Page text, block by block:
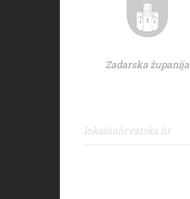
Zadarska županija
lokalnahrvatska.hr